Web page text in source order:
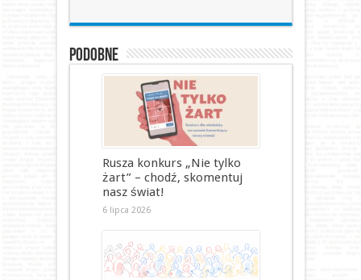
Podobne
Rusza konkurs „Nie tylko
żart” – chodź, skomentuj
nasz świat!
6 lipca 2026